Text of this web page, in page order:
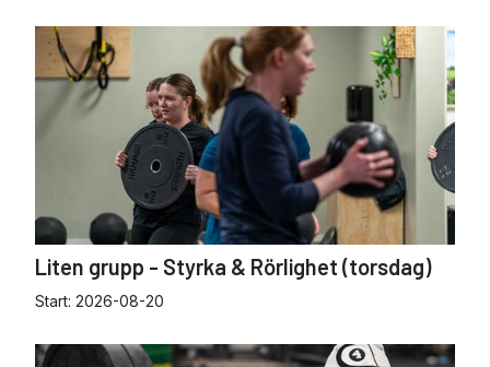
Liten grupp - Styrka & Rörlighet (torsdag)
Start: 2026-08-20